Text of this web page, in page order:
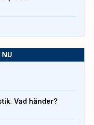
NU
Vad händer?